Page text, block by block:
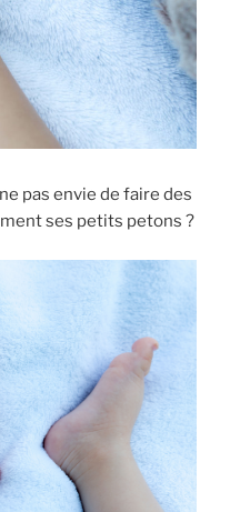
pas envie de faire des
ses petits petons ?